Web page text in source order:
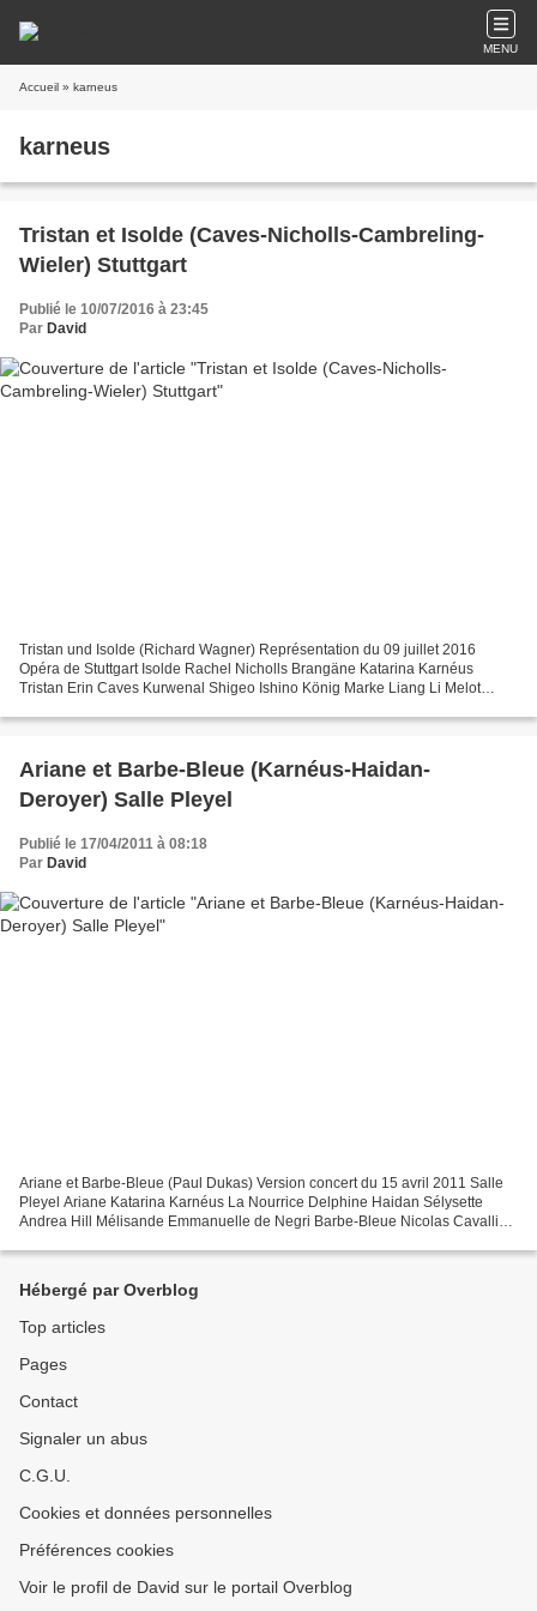
MENU
Accueil » karneus
karneus
Tristan et Isolde (Caves-Nicholls-Cambreling-
Wieler) Stuttgart
Publié le 10/07/2016 à 23:45
Par David
Tristan und Isolde (Richard Wagner) Représentation du 09 juillet 2016
Opéra de Stuttgart Isolde Rachel Nicholls Brangäne Katarina Karnéus
Tristan Erin Caves Kurwenal Shigeo Ishino König Marke Liang Li Melot
Ariane et Barbe-Bleue (Karnéus-Haidan-
Deroyer) Salle Pleyel
Publié le 17/04/2011 à 08:18
Par David
Ariane et Barbe-Bleue (Paul Dukas) Version concert du 15 avril 2011 Salle
Pleyel Ariane Katarina Karnéus La Nourrice Delphine Haidan Sélysette
Andrea Hill Mélisande Emmanuelle de Negri Barbe-Bleue Nicolas Cavallier
Hébergé par Overblog
Top articles
Pages
Contact
Signaler un abus
C.G.U.
Cookies et données personnelles
Préférences cookies
Voir le profil de David sur le portail Overblog